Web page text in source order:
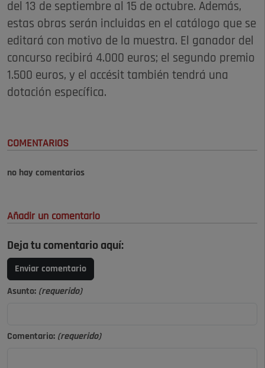
del 13 de septiembre al 15 de octubre. Además,
estas obras serán incluidas en el catálogo que se
editará con motivo de la muestra. El ganador del
concurso recibirá 4.000 euros; el segundo premio
1.500 euros, y el accésit también tendrá una
dotación específica.
COMENTARIOS
no hay comentarios
Añadir un comentario
Deja tu comentario aquí:
Enviar comentario
Asunto: (requerido)
Comentario: (requerido)